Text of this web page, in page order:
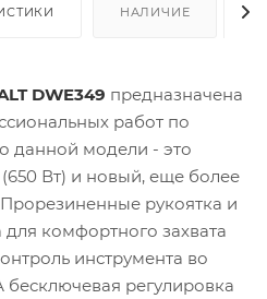
НАЛИЧИЕ
DWE349 предназначена
работ по
данной модели - это
Вт) и новый, еще более
рукоятка и
для комфортного захвата
инструмента во
регулировка